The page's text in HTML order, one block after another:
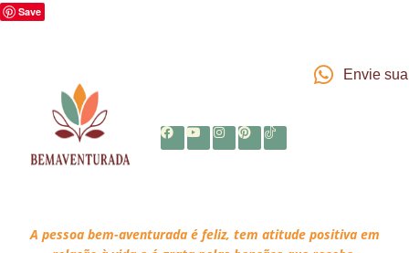
Save
Envie
A pessoa bem-aventurada é feliz, tem atitude positiva em